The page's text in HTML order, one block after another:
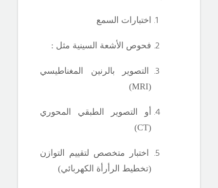
اختبارات السمع
فحوص الأشعة السينية مثل :
التصوير بالرنين المغناطيسي
(MRI)
أو التصوير الطبقي المحوري
(CT)
اختبار متخصص لتقييم التوازن
(تخطيط الرأرأة الكهربائي)